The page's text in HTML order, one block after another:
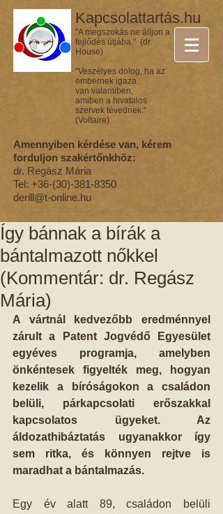
Kapcsolattartás.hu
"A megszokás ne álljon a
fejlődés útjába." (dr.
House)
"Veszélyes dolog, ha az
embernek igaza
van valamiben,
amiben a hivatalos
szervek tévednek."
(Voltaire)
Amennyiben kérdése van, kérem
forduljon szakértőnkhöz:
dr. Regász Mária
Tel: +36-(30)-381-8350
derill@t-online.hu
Így bánnak a bírák a
bántalmazott nőkkel
(Kommentár: dr. Regász
Mária)
A vártnál kedvezőbb eredménnyel
zárult a Patent Jogvédő Egyesület
egyéves programja, amelyben
önkéntesek figyelték meg, hogyan
kezelik a bíróságokon a családon
belüli, párkapcsolati erőszakkal
kapcsolatos ügyeket. Az
áldozathibáztatás ugyanakkor így
sem ritka, és könnyen rejtve is
maradhat a bántalmazás.
Egy év alatt 89, családon belüli